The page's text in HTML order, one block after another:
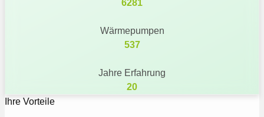
6281
Wärmepumpen
537
Jahre Erfahrung
20
Ihre Vorteile